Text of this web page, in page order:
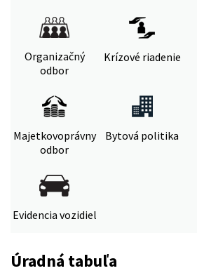
Organizačný
odbor
Krízové riadenie
Majetkovoprávny
odbor
Bytová politika
Evidencia vozidiel
Úradná tabuľa